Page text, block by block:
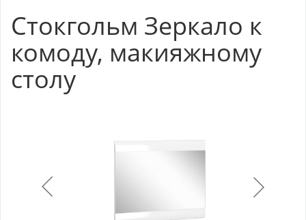
Стокгольм Зеркало к
комоду, макияжному
столу